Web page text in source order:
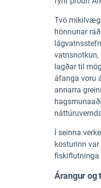
Tvö mikilvæg
hönnunar
vatnsnotkun,
lagðar til
áfanga voru
annarra
Í seinna
kosturinn
fiskiflutninga
Árangur